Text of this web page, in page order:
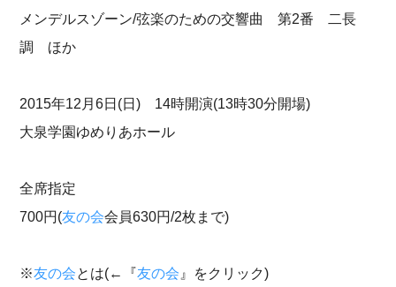
メンデルスゾーン/弦楽のための交響曲 第2番 二長
調 ほか
2015年12月6日(日) 14時開演(13時30分開場)
大泉学園ゆめりあホール
全席指定
700円(友の会会員630円/2枚まで)
※友の会とは(←『友の会 』をクリック)